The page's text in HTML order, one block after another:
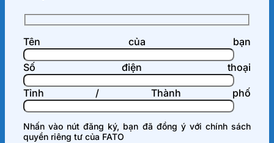
Tên của bạn
Số điện thoại
Tỉnh / Thành phố
Nhấn vào nút đăng ký, bạn đã đồng ý với chính sách
quyền riêng tư của FATO